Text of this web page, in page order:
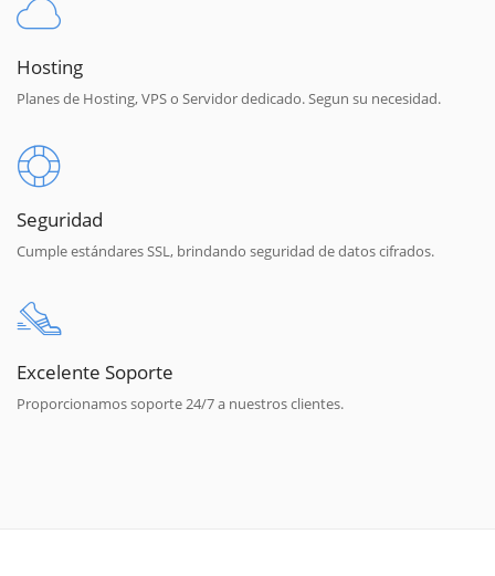
Hosting
Planes de Hosting, VPS o Servidor dedicado. Segun su necesidad.
Seguridad
Cumple estándares SSL, brindando seguridad de datos cifrados.
Excelente Soporte
Proporcionamos soporte 24/7 a nuestros clientes.